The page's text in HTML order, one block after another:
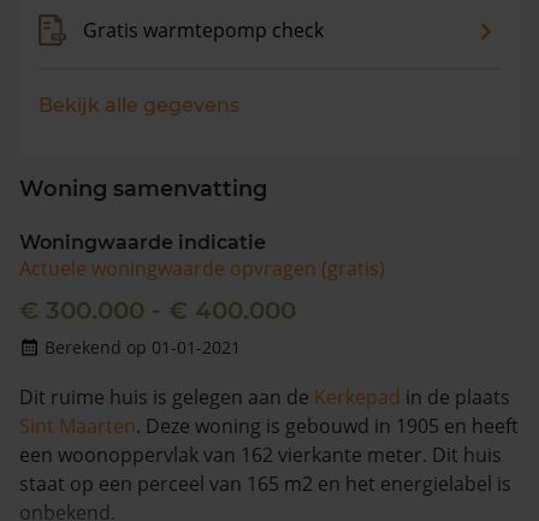
Gratis warmtepomp check
Bekijk alle gegevens
Woning samenvatting
Woningwaarde indicatie
Actuele woningwaarde opvragen (gratis)
€ 300.000 - € 400.000
Berekend op 01-01-2021
Dit ruime huis is gelegen aan de Kerkepad in de plaats
Sint Maarten. Deze woning is gebouwd in 1905 en heeft
een woonoppervlak van 162 vierkante meter. Dit huis
staat op een perceel van 165 m2 en het energielabel is
onbekend.